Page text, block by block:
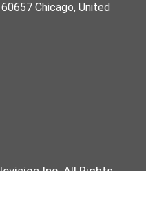
Chicago, United
Inc. All Rights